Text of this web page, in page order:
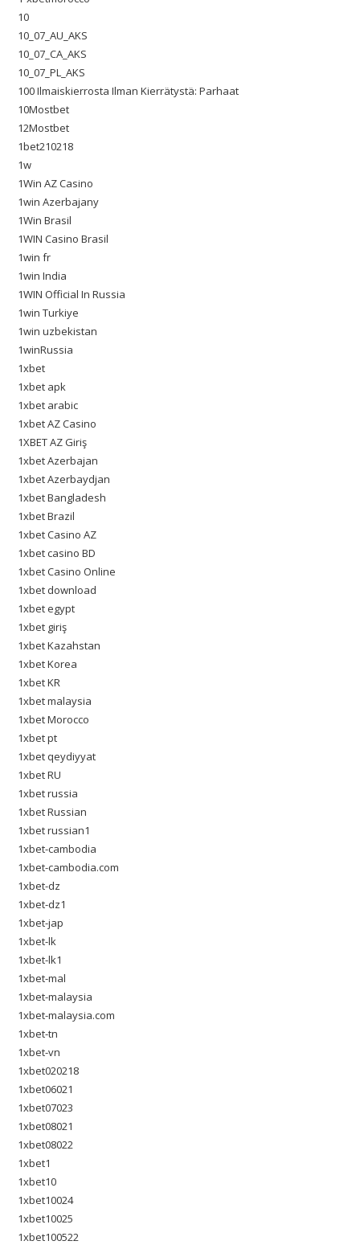
10
10_07_AU_AKS
10_07_CA_AKS
10_07_PL_AKS
100 Ilmaiskierrosta Ilman Kierrätystä: Parhaat
10Mostbet
12Mostbet
1bet210218
1w
1Win AZ Casino
1win Azerbajany
1Win Brasil
1WIN Casino Brasil
1win fr
1win India
1WIN Official In Russia
1win Turkiye
1win uzbekistan
1winRussia
1xbet
1xbet apk
1xbet arabic
1xbet AZ Casino
1XBET AZ Giriş
1xbet Azerbajan
1xbet Azerbaydjan
1xbet Bangladesh
1xbet Brazil
1xbet Casino AZ
1xbet casino BD
1xbet Casino Online
1xbet download
1xbet egypt
1xbet giriş
1xbet Kazahstan
1xbet Korea
1xbet KR
1xbet malaysia
1xbet Morocco
1xbet pt
1xbet qeydiyyat
1xbet RU
1xbet russia
1xbet Russian
1xbet russian1
1xbet-cambodia
1xbet-cambodia.com
1xbet-dz
1xbet-dz1
1xbet-jap
1xbet-lk
1xbet-lk1
1xbet-mal
1xbet-malaysia
1xbet-malaysia.com
1xbet-tn
1xbet-vn
1xbet020218
1xbet06021
1xbet07023
1xbet08021
1xbet08022
1xbet1
1xbet10
1xbet10024
1xbet10025
1xbet100522